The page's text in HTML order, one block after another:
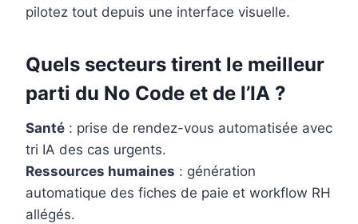
pilotez tout depuis une interface visuelle.
Quels secteurs tirent le meilleur
parti du No Code et de l’IA ?
Santé : prise de rendez-vous automatisée avec
tri IA des cas urgents.
Ressources humaines : génération
automatique des fiches de paie et workflow RH
allégés.